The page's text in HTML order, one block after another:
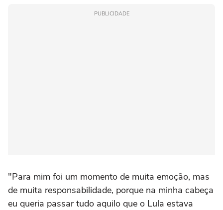
PUBLICIDADE
"Para mim foi um momento de muita emoção, mas
de muita responsabilidade, porque na minha cabeça
eu queria passar tudo aquilo que o Lula estava